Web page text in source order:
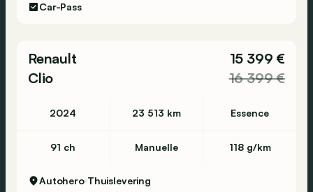
Car-Pass
Renault
Clio
15 399 €
16 399 €
2024 23 513 km Essence
91 ch Manuelle 118 g/km
Autohero Thuislevering